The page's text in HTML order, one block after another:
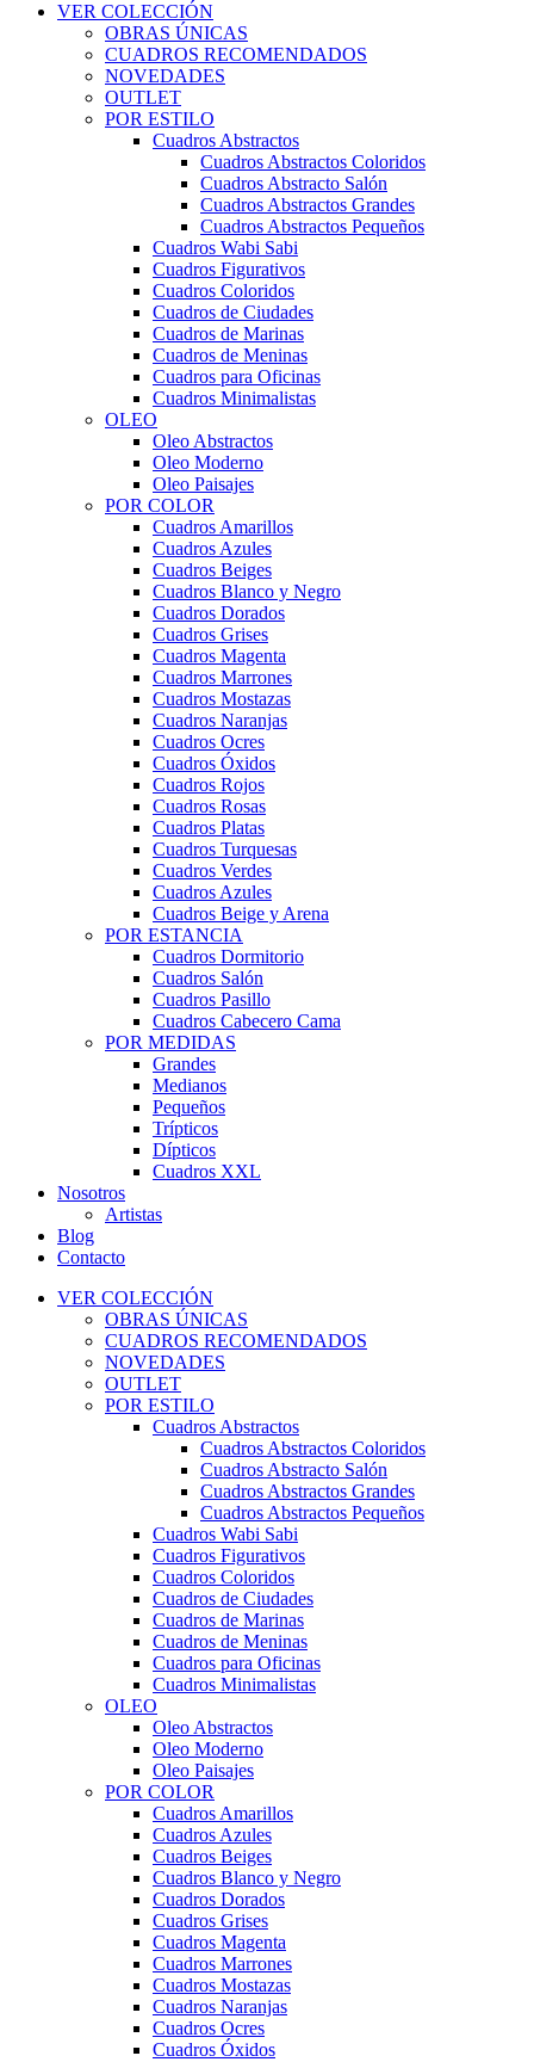
VER COLECCIÓN
OBRAS ÚNICAS
CUADROS RECOMENDADOS
NOVEDADES
OUTLET
POR ESTILO
Cuadros Abstractos
Cuadros Abstractos Coloridos
Cuadros Abstracto Salón
Cuadros Abstractos Grandes
Cuadros Abstractos Pequeños
Cuadros Wabi Sabi
Cuadros Figurativos
Cuadros Coloridos
Cuadros de Ciudades
Cuadros de Marinas
Cuadros de Meninas
Cuadros para Oficinas
Cuadros Minimalistas
OLEO
Oleo Abstractos
Oleo Moderno
Oleo Paisajes
POR COLOR
Cuadros Amarillos
Cuadros Azules
Cuadros Beiges
Cuadros Blanco y Negro
Cuadros Dorados
Cuadros Grises
Cuadros Magenta
Cuadros Marrones
Cuadros Mostazas
Cuadros Naranjas
Cuadros Ocres
Cuadros Óxidos
Cuadros Rojos
Cuadros Rosas
Cuadros Platas
Cuadros Turquesas
Cuadros Verdes
Cuadros Azules
Cuadros Beige y Arena
POR ESTANCIA
Cuadros Dormitorio
Cuadros Salón
Cuadros Pasillo
Cuadros Cabecero Cama
POR MEDIDAS
Grandes
Medianos
Pequeños
Trípticos
Dípticos
Cuadros XXL
Nosotros
Artistas
Blog
Contacto
VER COLECCIÓN
OBRAS ÚNICAS
CUADROS RECOMENDADOS
NOVEDADES
OUTLET
POR ESTILO
Cuadros Abstractos
Cuadros Abstractos Coloridos
Cuadros Abstracto Salón
Cuadros Abstractos Grandes
Cuadros Abstractos Pequeños
Cuadros Wabi Sabi
Cuadros Figurativos
Cuadros Coloridos
Cuadros de Ciudades
Cuadros de Marinas
Cuadros de Meninas
Cuadros para Oficinas
Cuadros Minimalistas
OLEO
Oleo Abstractos
Oleo Moderno
Oleo Paisajes
POR COLOR
Cuadros Amarillos
Cuadros Azules
Cuadros Beiges
Cuadros Blanco y Negro
Cuadros Dorados
Cuadros Grises
Cuadros Magenta
Cuadros Marrones
Cuadros Mostazas
Cuadros Naranjas
Cuadros Ocres
Cuadros Óxidos